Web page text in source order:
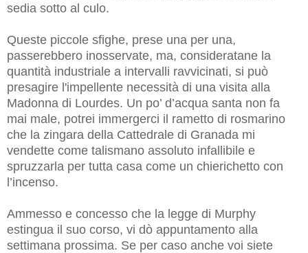
sedia sotto al culo.
Queste piccole sfighe, prese una per una,
passerebbero inosservate, ma, consideratane la
quantità industriale a intervalli ravvicinati, si può
presagire l'impellente necessità di una visita alla
Madonna di Lourdes. Un po’ d’acqua santa non fa
mai male, potrei immergerci il rametto di rosmarino
che la zingara della Cattedrale di Granada mi
vendette come talismano assoluto infallibile e
spruzzarla per tutta casa come un chierichetto con
l’incenso.
Ammesso e concesso che la legge di Murphy
estingua il suo corso, vi dò appuntamento alla
settimana prossima. Se per caso anche voi siete